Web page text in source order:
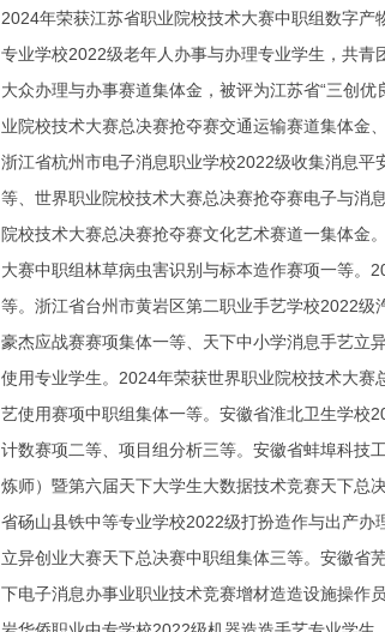
2024年荣获江苏省职业院校技术大赛中职组数字
专业学校2022级老年人办事与办理专业学生，共
大众办理与办事赛道集体金，被评为江苏省“三创
业院校技术大赛总决赛抢夺赛交通运输赛道集体金
浙江省杭州市电子消息职业学校2022级收集消息
等、世界职业院校技术大赛总决赛抢夺赛电子与消
院校技术大赛总决赛抢夺赛文化艺术赛道一集体金
大赛中职组林草病虫害识别与标本造作赛项一等
等。浙江省台州市黄岩区第二职业手艺学校2022
豪杰应战赛赛项集体一等、天下中小学消息手艺立
使用专业学生。2024年荣获世界职业院校技术大
艺使用赛项中职组集体一等。安徽省淮北卫生学校
计数赛项二等、项目组分析三等。安徽省蚌埠科技
炼师）暨第六届天下大学生大数据技术竞赛天下总
省砀山县铁中等专业学校2022级打扮造作与出产
立异创业大赛天下总决赛中职组集体三等。安徽省
下电子消息办事业职业技术竞赛增材造造设施操作